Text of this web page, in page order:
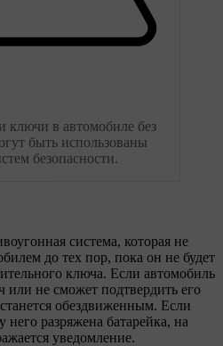
ключи в автомобиле без
быть использованы
безопасности.
система, которая не
до тех пор, пока он не будет
ключа. Если автомобиль
не сможет подтвердить его
обездвиженным. Если
разряжена батарейка, на
уведомление.